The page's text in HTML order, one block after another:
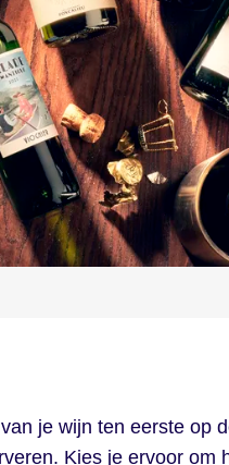
je wijn ten eerste op
Kies je ervoor